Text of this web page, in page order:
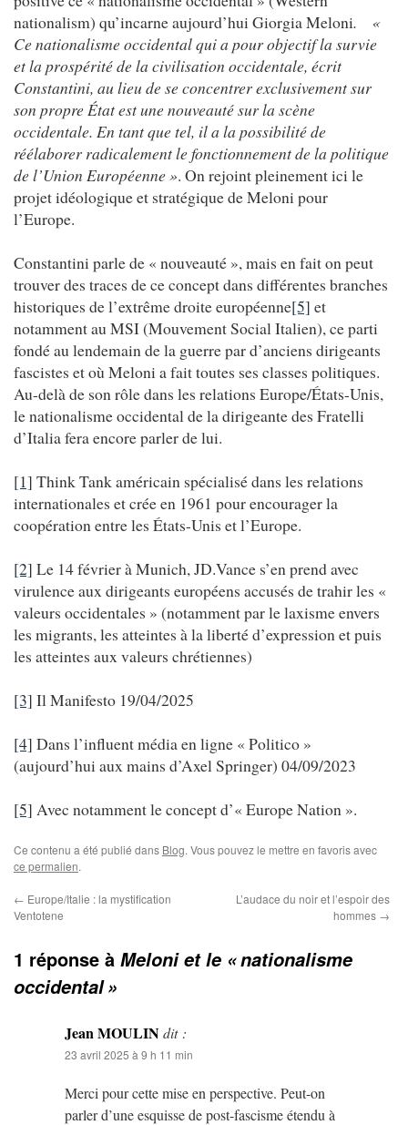
nationalism) qu’incarne aujourd’hui Giorgia Meloni. «
Ce nationalisme occidental qui a pour objectif la survie
et la prospérité de la civilisation occidentale, écrit
Constantini, au lieu de se concentrer exclusivement sur
son propre État est une nouveauté sur la scène
occidentale. En tant que tel, il a la possibilité de
réélaborer radicalement le fonctionnement de la politique
de l’Union Européenne ». On rejoint pleinement ici le
projet idéologique et stratégique de Meloni pour
l’Europe.
Constantini parle de « nouveauté », mais en fait on peut
trouver des traces de ce concept dans différentes branches
historiques de l’extrême droite européenne[5] et
notamment au MSI (Mouvement Social Italien), ce parti
fondé au lendemain de la guerre par d’anciens dirigeants
fascistes et où Meloni a fait toutes ses classes politiques.
Au-delà de son rôle dans les relations Europe/États-Unis,
le nationalisme occidental de la dirigeante des Fratelli
d’Italia fera encore parler de lui.
[1] Think Tank américain spécialisé dans les relations
internationales et crée en 1961 pour encourager la
coopération entre les États-Unis et l’Europe.
[2] Le 14 février à Munich, JD.Vance s’en prend avec
virulence aux dirigeants européens accusés de trahir les «
valeurs occidentales » (notamment par le laxisme envers
les migrants, les atteintes à la liberté d’expression et puis
les atteintes aux valeurs chrétiennes)
[3] Il Manifesto 19/04/2025
[4] Dans l’influent média en ligne « Politico »
(aujourd’hui aux mains d’Axel Springer) 04/09/2023
[5] Avec notamment le concept d’« Europe Nation ».
Ce contenu a été publié dans Blog. Vous pouvez le mettre en favoris avec
ce permalien.
← Europe/Italie : la mystification
Ventotene
L’audace du noir et l’espoir des
hommes →
1 réponse à Meloni et le « nationalisme
occidental »
Jean MOULINdit :
23 avril 2025 à 9 h 11 min
Merci pour cette mise en perspective. Peut-on
parler d’une esquisse de post-fascisme étendu à